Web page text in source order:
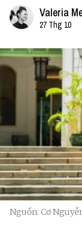
Valeria
27 Thg 10
Nguồn: Cơ